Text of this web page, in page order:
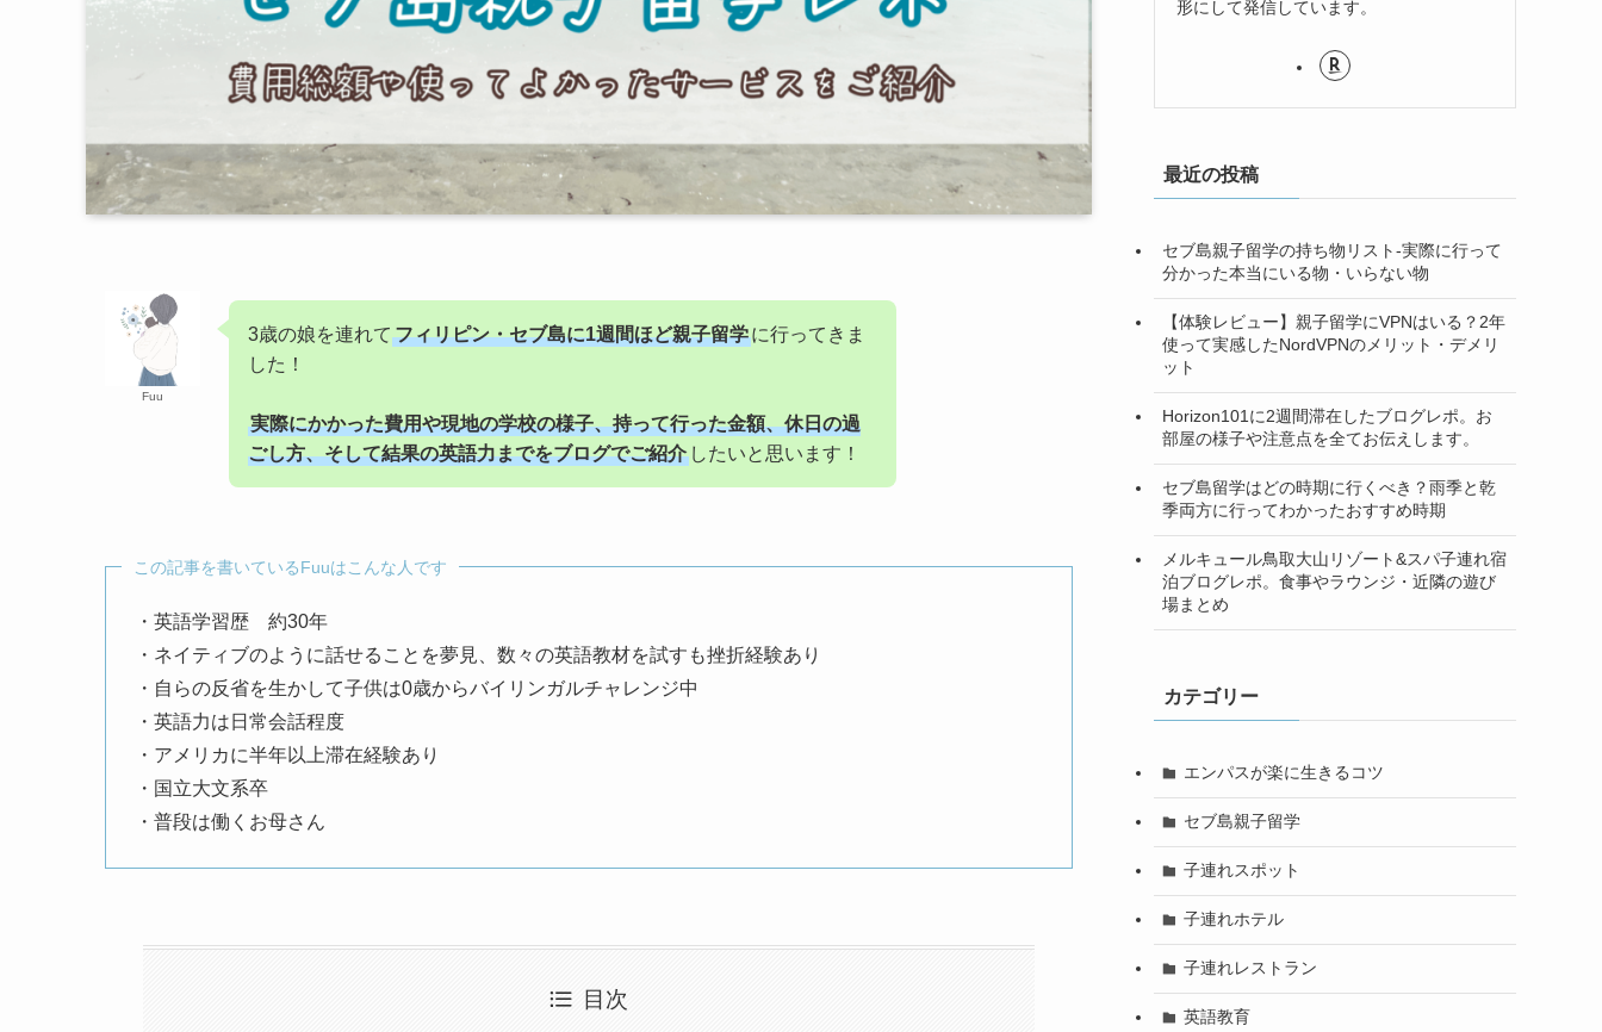
Fuu
3歳の娘を連れて フィリピン・セブ島に1週間ほど親子留学に行ってきま
した！
実際にかかった費用や現地の学校の様子、持って行った金額、休日の過
ごし方、そして結果の英語力までをブログでご紹介 したいと思います！
この記事を書いているFuuはこんな人です
・英語学習歴 約30年
・ネイティブのように話せることを夢見、数々の英語教材を試すも挫折経験あり
・自らの反省を生かして子供は0歳からバイリンガルチャレンジ中
・英語力は日常会話程度
・アメリカに半年以上滞在経験あり
・国立大文系卒
・普段は働くお母さん
目次
形にして発信しています。
最近の投稿
セブ島親子留学の持ち物リスト-実際に行って
分かった本当にいる物・いらない物
【体験レビュー】親子留学にVPNはいる？2年
使って実感したNordVPNのメリット・デメリ
ット
Horizon101に2週間滞在したブログレポ。お
部屋の様子や注意点を全てお伝えします。
セブ島留学はどの時期に行くべき？雨季と乾
季両方に行ってわかったおすすめ時期
メルキュール鳥取大山リゾート&スパ子連れ宿
泊ブログレポ。食事やラウンジ・近隣の遊び
場まとめ
カテゴリー
エンパスが楽に生きるコツ
セブ島親子留学
子連れスポット
子連れホテル
子連れレストラン
英語教育